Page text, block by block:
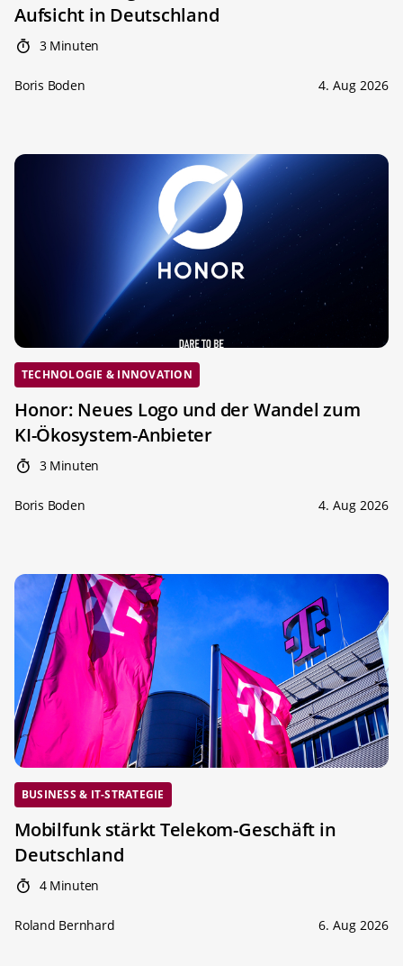
Aufsicht in Deutschland
3 Minuten
Boris Boden 4. Aug 2026
TECHNOLOGIE & INNOVATION
Honor: Neues Logo und der Wandel zum
KI-Ökosystem-Anbieter
3 Minuten
Boris Boden 4. Aug 2026
BUSINESS & IT-STRATEGIE
Mobilfunk stärkt Telekom-Geschäft in
Deutschland
4 Minuten
Roland Bernhard 6. Aug 2026